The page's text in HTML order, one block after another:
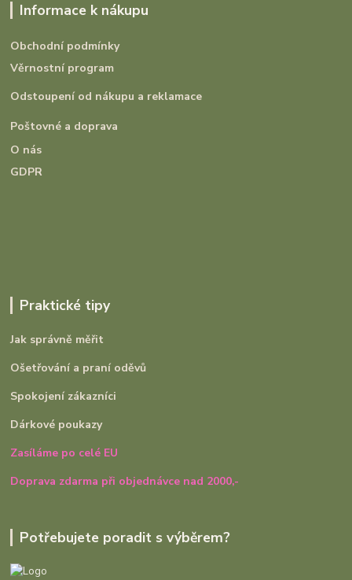
Informace k nákupu
Obchodní podmínky
Věrnostní program
Odstoupení od nákupu a reklamace
Poštovné a doprava
O nás
GDPR
Praktické tipy
Jak správně měřit
Ošetřování a praní oděvů
Spokojení zákazníci
Dárkové poukazy
Zasíláme po celé EU
Doprava zdarma při objednávce nad 2000,-
Potřebujete poradit s výběrem?